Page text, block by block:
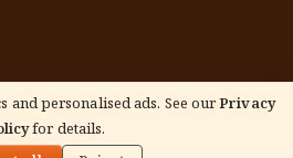
and personalised ads. See ourPrivacy
for details.